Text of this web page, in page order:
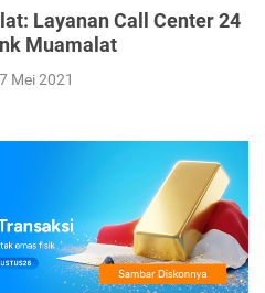
Layanan Call Center 24
Muamalat
Mei 2021